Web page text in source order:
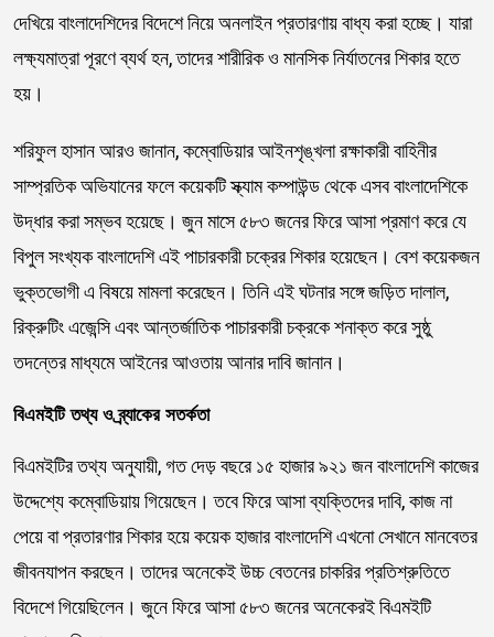
দেখিয়ে বাংলাদেশিদের বিদেশে নিয়ে অনলাইন প্রতারণায় বাধ্য করা হচ্ছে। যারা
লক্ষ্যমাত্রা পূরণে ব্যর্থ হন, তাদের শারীরিক ও মানসিক নির্যাতনের শিকার হতে
হয়।
শরিফুল হাসান আরও জানান, কম্বোডিয়ার আইনশৃঙ্খলা রক্ষাকারী বাহিনীর
সাম্প্রতিক অভিযানের ফলে কয়েকটি স্ক্যাম কম্পাউন্ড থেকে এসব বাংলাদেশিকে
উদ্ধার করা সম্ভব হয়েছে। জুন মাসে ৫৮৩ জনের ফিরে আসা প্রমাণ করে যে
বিপুল সংখ্যক বাংলাদেশি এই পাচারকারী চক্রের শিকার হয়েছেন। বেশ কয়েকজন
ভুক্তভোগী এ বিষয়ে মামলা করেছেন। তিনি এই ঘটনার সঙ্গে জড়িত দালাল,
রিক্রুটিং এজেন্সি এবং আন্তর্জাতিক পাচারকারী চক্রকে শনাক্ত করে সুষ্ঠু
তদন্তের মাধ্যমে আইনের আওতায় আনার দাবি জানান।
বিএমইটি তথ্য ও ব্র্যাকের সতর্কতা
বিএমইটির তথ্য অনুযায়ী, গত দেড় বছরে ১৫ হাজার ৯২১ জন বাংলাদেশি কাজের
উদ্দেশ্যে কম্বোডিয়ায় গিয়েছেন। তবে ফিরে আসা ব্যক্তিদের দাবি, কাজ না
পেয়ে বা প্রতারণার শিকার হয়ে কয়েক হাজার বাংলাদেশি এখনো সেখানে মানবেতর
জীবনযাপন করছেন। তাদের অনেকেই উচ্চ বেতনের চাকরির প্রতিশ্রুতিতে
বিদেশে গিয়েছিলেন। জুনে ফিরে আসা ৫৮৩ জনের অনেকেরই বিএমইটি